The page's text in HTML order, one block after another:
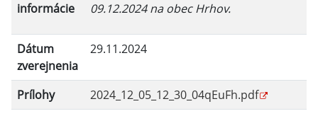
informácie
09.12.2024 na obec Hrhov.
Dátum
zverejnenia
29.11.2024
Prílohy 2024_12_05_12_30_04qEuFh.pdf